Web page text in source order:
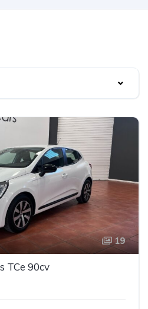
19
TCe 90cv